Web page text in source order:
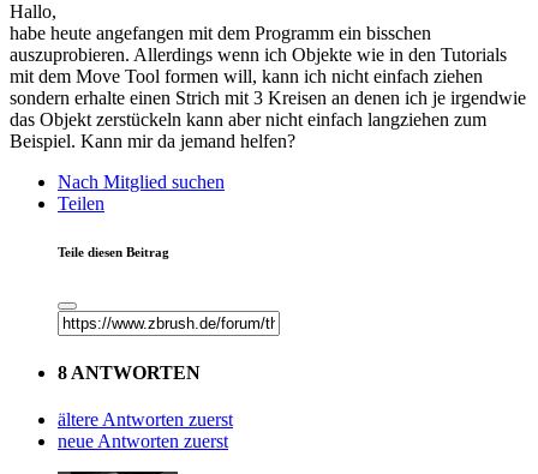
Hallo,
habe heute angefangen mit dem Programm ein bisschen
auszuprobieren. Allerdings wenn ich Objekte wie in den Tutorials
mit dem Move Tool formen will, kann ich nicht einfach ziehen
sondern erhalte einen Strich mit 3 Kreisen an denen ich je irgendwie
das Objekt zerstückeln kann aber nicht einfach langziehen zum
Beispiel. Kann mir da jemand helfen?
Nach Mitglied suchen
Teilen
Teile diesen Beitrag
8 ANTWORTEN
ältere Antworten zuerst
neue Antworten zuerst